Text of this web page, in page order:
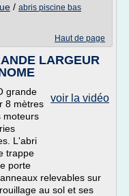
/ abris piscine bas
Haut de page
LARGEUR
voir la vidéo
grande
8 mètres
moteurs
L'abri
trappe
porte
relevables sur
au sol et ses